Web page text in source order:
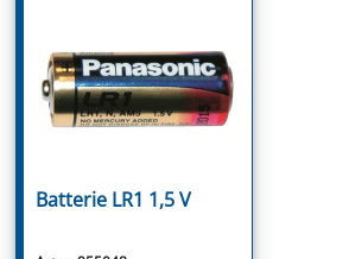
Batterie LR1 1,5 V